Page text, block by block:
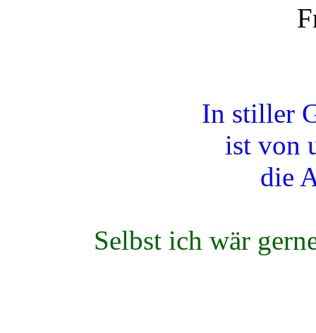
In stiller
ist von
die
Selbst ich wär